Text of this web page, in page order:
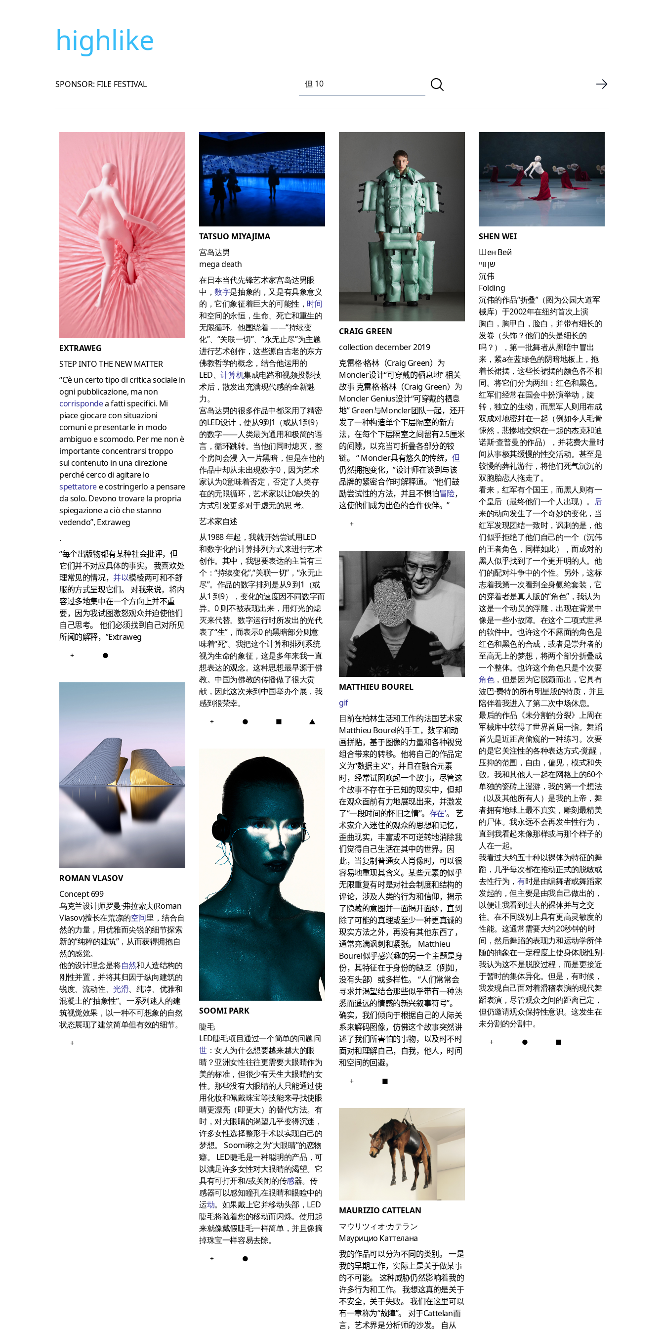
highlike
SPONSOR: FILE FESTIVAL
EXTRAWEG
STEP INTO THE NEW MATTER
“C’è un certo tipo di critica sociale in
ogni pubblicazione, ma non
corrispondea fatti specifici. Mi
piace giocare con situazioni
comuni e presentarle in modo
ambiguo e scomodo. Per me non è
importante concentrarsi troppo
sul contenuto in una direzione
perché cerco di agitare lo
spettatoree costringerlo a pensare
da solo. Devono trovare la propria
spiegazione a ciò che stanno
vedendo”, Extraweg
.
“每个出版物都有某种社会批评，但
它们并不对应具体的事实。 我喜欢处
理常见的情况，并以模棱两可和不舒
服的方式呈现它们。
对我来说，将内
容过多地集中在一个方向上并不重
要，因为我试图激怒观众并迫使他们
自己思考。
他们必须找到自己对所见
所闻的解释，”Extraweg
+ ●
ROMAN VLASOV
Concept 699
乌克兰设计师罗曼·弗拉索夫(Roman
Vlasov)擅长在荒凉的空间里，结合自
然的力量，用优雅而尖锐的细节探索
新的“纯粹的建筑”，从而获得拥抱自
然的感觉。
他的设计理念是将自然和人造结构的
刚性并置，并将其归因于纵向建筑的
锐度、流动性、光滑、纯净、优雅和
混凝土的“抽象性”。一系列迷人的建
筑视觉效果，以一种不可想象的自然
状态展现了建筑简单但有效的细节。
+
TATSUO MIYAJIMA
宫岛达男
mega death
在日本当代先锋艺术家宫岛达男眼
中，数字是抽象的，又是有具象意义
的，它们象征着巨大的可能性， 时间
和空间的永恒，生命、死亡和重生的
无限循环。他围绕着 ——“持续变
化”、“关联一切”、“永无止尽”为主题
进行艺术创作，这些源自古老的东方
佛教哲学的概念，结合他运用的
LED、计算机集成电路和视频投影技
术后，散发出充满现代感的全新魅
力。
宫岛达男的很多作品中都采用了精密
的LED设计，使从9到1（或从1到9）
的数字——人类最为通用和极简的语
言，循环跳转。当他们同时熄灭，整
个房间会浸 入一片黑暗，但是在他的
作品中却从未出现数字0，因为艺术
家认为0意味着否定，否定了人类存
在的无限循环，艺术家以让0缺失的
方式引发更多对于虚无的思 考。
艺术家自述
从1988 年起，我就开始尝试用LED
和数字化的计算排列方式来进行艺术
创作。其中，我想要表达的主旨有三
个：“持续变化”,“关联一切”，“永无止
尽”。作品的数字排列是从9 到1（或
从1 到9），变化的速度因不同数字而
异。0 则不被表现出来，用灯光的熄
灭来代替。数字运行时所发出的光代
表了“生”，而表示0 的黑暗部分则意
味着“死”。我把这个计算和排列系统
视为生命的象征，这是多年来我一直
想表达的观念。这种思想最早源于佛
教。中国为佛教的传播做了很大贡
献，因此这次来到中国举办个展，我
感到很荣幸。
+ ● ■ ▲
SOOMI PARK
睫毛
LED睫毛项目通过一个简单的问题问
世：女人为什么想要越来越大的眼
睛？亚洲女性往往更需要大眼睛作为
美的标准，但很少有天生大眼睛的女
性。那些没有大眼睛的人只能通过使
用化妆和佩戴珠宝等技能来寻找使眼
睛更漂亮（即更大）的替代方法。有
时，对大眼睛的渴望几乎变得沉迷，
许多女性选择整形手术以实现自己的
梦想。 Soomi称之为“大眼睛”的恋物
癖。 LED睫毛是一种聪明的产品，可
以满足许多女性对大眼睛的渴望。它
具有可打开和/或关闭的传感器。传
感器可以感知瞳孔在眼睛和眼睑中的
运动。如果戴上它并移动头部，LED
睫毛将随着您的移动而闪烁。使用起
来就像戴假睫毛一样简单，并且像摘
掉珠宝一样容易去除。
+ ●
CRAIG GREEN
collection december 2019
克雷格·格林（Craig Green）为
Moncler设计“可穿戴的栖息地”相关
故事 克雷格·格林（Craig Green）为
Moncler Genius设计“可穿戴的栖息
地” Green与Moncler团队一起，还开
发了一种构造单个下层隔室的新方
法，在每个下层隔室之间留有2.5厘米
的间隙，以充当可折叠各部分的铰
链。 “ Moncler具有悠久的传统， 但
仍然拥抱变化，”设计师在谈到与该
品牌的紧密合作时解释道。 “他们鼓
励尝试性的方法，并且不惧怕冒险，
这使他们成为出色的合作伙伴。”
+
MATTHIEU BOUREL
gif
目前在柏林生活和工作的法国艺术家
Matthieu Bourel的手工，数字和动
画拼贴，基于图像的力量和各种视觉
组合带来的转移。他将自己的作品定
义为“数据主义”，并且在融合元素
时，经常试图唤起一个故事，尽管这
个故事不存在于已知的现实中，但却
在观众面前有力地展现出来，并激发
了“一段时间的怀旧之情”。 存在’。 艺
术家介入迷住的观众的思想和记忆，
歪曲现实，丰富或不可逆转地消除我
们觉得自己生活在其中的世界。因
此，当复制普通女人肖像时，可以很
容易地重现其含义。某些元素的似乎
无限重复有时是对社会制度和结构的
评论，涉及人类的行为和信仰，揭示
了隐藏的意图并一面揭开面纱，直到
除了可能的真理或至少一种更真诚的
现实方法之外，再没有其他东西了，
通常充满讽刺和紧张。 Matthieu
Bourel似乎感兴趣的另一个主题是身
份，其特征在于身份的缺乏（例如，
没有头部）或多样性。 “人们常常会
寻求并渴望结合那些似乎带有一种熟
悉而遥远的情感的新兴叙事符号”。
确实，我们倾向于根据自己的人际关
系来解码图像，仿佛这个故事突然讲
述了我们所害怕的事物，以及时不时
面对和理解自己，自我，他人，时间
和空间的回避。
+ ■
MAURIZIO CATTELAN
マウリツィオ·カテラン
Маурицио Каттелана
我的作品可以分为不同的类别。 一是
我的早期工作，实际上是关于做某事
的不可能。
这种威胁仍然影响着我的
许多行为和工作。
我想这真的是关于
不安全，关于失败。 我们在这里可以
有一章称为“故障”。
对于Cattelan而
言，艺术界是分析师的沙发。
自从
SHEN WEI
Шен Вей
שן וויי
沉伟
Folding
沉伟的作品“折叠”（图为公园大道军
械库）于2002年在纽约首次上演
胸白，胸甲白，脸白，并带有细长的
发卷（头饰？他们的头是细长的
吗？），第一批舞者从黑暗中冒出
来，紧a在蓝绿色的阴暗地板上，拖
着长裙摆，这些长裙摆的颜色各不相
同。将它们分为两组：红色和黑色。
红军们经常在国会中扮演举动，旋
转，独立的生物，而黑军人则用布成
双成对地密封在一起（例如令人毛骨
悚然，悲惨地交织在一起的杰克和迪
诺斯·查普​​曼的作品），并花费大量时
间从事极其缓慢的性交活动。甚至是
较慢的葬礼游行，将他们死气沉沉的
双胞胎恋人拖走了。
看来，红军有个国王，而黑人则有一
个皇后（最终他们一个人出现）。 后
来的动向发生了一个奇妙的变化，当
红军发现团结一致时，讽刺的是，他
们似乎拒绝了他们自己的一个（沉伟
的王者角色，同样如此），而成对的
黑人似乎找到了一个更开明的人。他
们的配对斗争中的个性。另外，这标
志着我第一次看到全身氨纶套装，它
的穿着者是真人版的“角色”，我认为
这是一个动员的浮雕，出现在背景中
像是一些小故障。在这个二项式世界
的软件中。也许这个不露面的角色是
红色和黑色的合成，或者是崇拜者的
至高无上的梦想，将两个部分折叠成
一个整体。也许这个角色只是个次要
角色，但是因为它脱颖而出，它具有
波巴·费特的所有明星般的特质，并且
陪伴着我进入了第二次中场休息。
最后的作品《未分割的分裂》上周在
军械库中获得了世界首屈一指。舞蹈
首先是近距离偷窥的一种练习。次要
的是它关注性的各种表达方式-觉醒，
压抑的范围，自由，偏见，模式和失
败。我和其他人一起在网格上的60个
单独的瓷砖上漫游，我的第一个想法
（以及其他所有人）是我的上帝，舞
者拥有地球上最不真实，雕刻最精美
的尸体。我永远不会再发生性行为，
直到我看起来像那样或与那个样子的
人在一起。
我看过大约五十种以裸体为特征的舞
蹈，几乎每次都在推动正式的脱敏或
去性行为， 有时是由编舞者或舞蹈家
发起的，但主要是由我自己做出的，
以便让我看到过去的裸体并与之交
往。在不同级别上具有更高灵敏度的
性能。这通常需要大约20秒钟的时
间，然后舞蹈的表现力和运动学所伴
随的抽象在一定程度上使身体脱性别-
我认为这不是脱胶过程，而是更接近
于暂时的集体异化。但是，有时候，
我发现自己面对着滑稽表演的现代舞
蹈表演，尽管观众之间的距离已定，
但仍邀请观众保持性意识。这发生在
未分割的分割中。
+ ● ■